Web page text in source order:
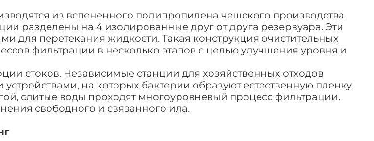
из вспененного полипропилена чешского производства.
разделены на 4 изолированные друг от друга резервуара. Эти
для перетекания жидкости. Такая конструкция очистительных
фильтрации в несколько этапов с целью улучшения уровня и
стоков. Независимые станции для хозяйственных отходов
на которых бактерии образуют естественную пленку.
слитые воды проходят многоуровневый процесс фильтрации.
свободного и связанного ила.